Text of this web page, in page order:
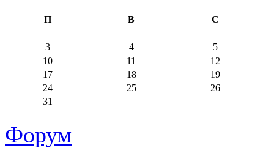
П В С
3 4
5
10
11
12
17
18
19
24
25
26
31
Форум